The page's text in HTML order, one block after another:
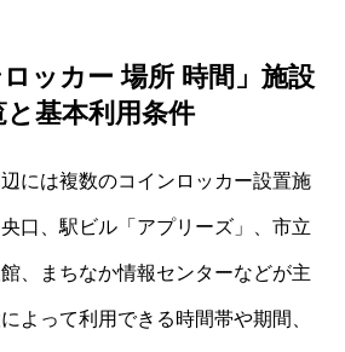
ッカー 場所 時間」施設
と基本利用条件
には複数のコインロッカー設置施
口、駅ビル「アプリーズ」、市立
、まちなか情報センターなどが主
よって利用できる時間帯や期間、